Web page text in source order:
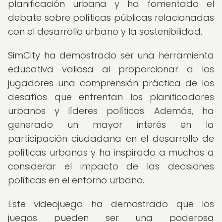
planificación urbana y ha fomentado el
debate sobre políticas públicas relacionadas
con el desarrollo urbano y la sostenibilidad.
SimCity ha demostrado ser una herramienta
educativa valiosa al proporcionar a los
jugadores una comprensión práctica de los
desafíos que enfrentan los planificadores
urbanos y líderes políticos. Además, ha
generado un mayor interés en la
participación ciudadana en el desarrollo de
políticas urbanas y ha inspirado a muchos a
considerar el impacto de las decisiones
políticas en el entorno urbano.
Este videojuego ha demostrado que los
juegos pueden ser una poderosa